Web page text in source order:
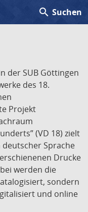
search Suchen
der SUB Göttingen
des 18.
Projekt
(VD 18) zielt
deutscher Sprache
Drucke
werden die
sondern
und online